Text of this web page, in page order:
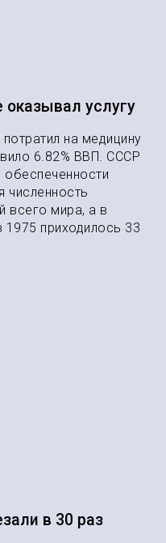
оказывал услугу
на медицину
6.82% ВВП. СССР
численность
всего мира, а в
1975 приходилось 33
в 30 раз